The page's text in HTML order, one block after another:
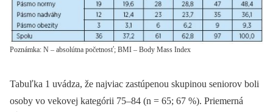
Poznámka: N – absolútna početnosť; BMI – Body Mass Index
Tabuľka 1 uvádza, že najviac zastúpenou skupinou seniorov boli
osoby vo vekovej kategórii 75–84 (n = 65; 67 %). Priemerná